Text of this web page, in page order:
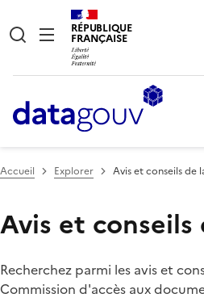
RÉPUBLIQUE
FRANÇAISE
Accueil Explorer Avis et conseils de
Avis et conseils
Recherchez parmi les avis et
Commission d'accès aux